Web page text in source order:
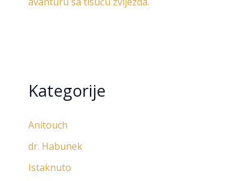
Kategorije
Anitouch
dr. Habunek
Istaknuto